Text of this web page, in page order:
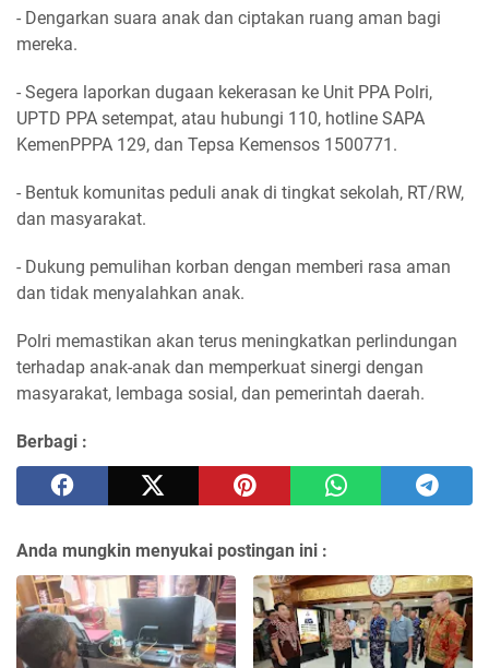
- Dengarkan suara anak dan ciptakan ruang aman bagi
mereka.
- Segera laporkan dugaan kekerasan ke Unit PPA Polri,
UPTD PPA setempat, atau hubungi 110, hotline SAPA
KemenPPPA 129, dan Tepsa Kemensos 1500771.
- Bentuk komunitas peduli anak di tingkat sekolah, RT/RW,
dan masyarakat.
- Dukung pemulihan korban dengan memberi rasa aman
dan tidak menyalahkan anak.
Polri memastikan akan terus meningkatkan perlindungan
terhadap anak-anak dan memperkuat sinergi dengan
masyarakat, lembaga sosial, dan pemerintah daerah.
Berbagi :
Anda mungkin menyukai postingan ini :